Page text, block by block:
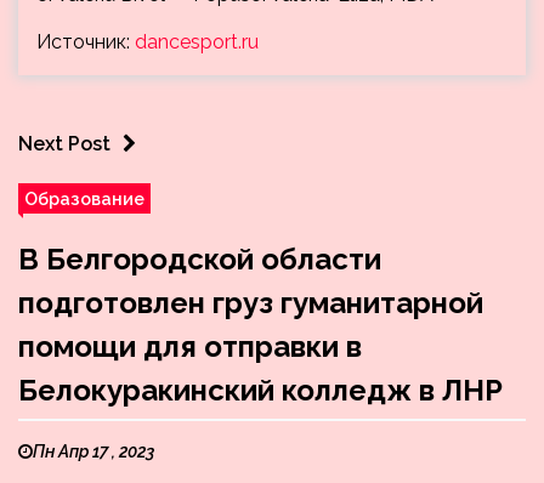
Источник: dancesport.ru
Next Post
Образование
В Белгородской области
подготовлен груз гуманитарной
помощи для отправки в
Белокуракинский колледж в ЛНР
Пн Апр 17 , 2023